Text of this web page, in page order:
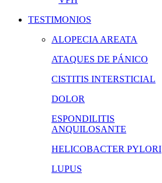
TESTIMONIOS
ALOPECIA AREATA
ATAQUES DE PÁNICO
CISTITIS INTERSTICIAL
DOLOR
ESPONDILITIS
ANQUILOSANTE
HELICOBACTER PYLORI
LUPUS